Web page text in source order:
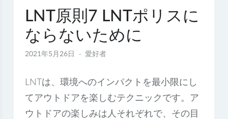
LNT原則7 LNTポリスに
ならないために
2021年5月26日 愛好者
LNTは、環境へのインパクトを最小限にし
てアウトドアを楽しむテクニックです。ア
ウトドアの楽しみは人それぞれで、その目